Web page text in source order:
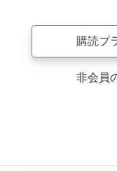
購読プ
非会員